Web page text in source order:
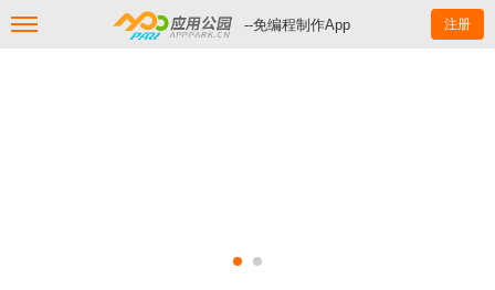
--免编程制作App 注册